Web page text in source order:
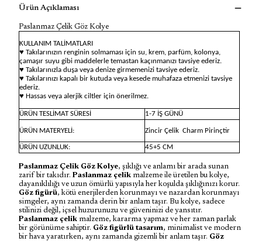
Ürün Açıklaması
Paslanmaz Çelik Göz Kolye
KULLANIM TALİMATLARI
♥ Takılarınızın renginin solmaması için su, krem, parfüm, kolonya,
çamaşır suyu gibi maddelerle temastan kaçınmanızı tavsiye ederiz.
♥ Takılarınızla duşa veya denize girmemenizi tavsiye ederiz.
♥ Takılarınızı kapalı bir kutuda veya kesede muhafaza etmenizi tavsiye
ederiz.
♥ Hassas veya alerjik ciltler için önerilmez.
ÜRÜN TESLİMAT SÜRESİ 1-7 İŞ GÜNÜ
ÜRÜN MATERYELİ: Zincir Çelik Charm Pirinçtir
ÜRÜN UZUNLUK: 45+5 CM
Paslanmaz Çelik Göz Kolye, şıklığı ve anlamı bir arada sunan
zarif bir takıdır. Paslanmaz çelik malzeme ile üretilen bu kolye,
dayanıklılığı ve uzun ömürlü yapısıyla her koşulda şıklığınızı korur.
Göz figürü, kötü enerjilerden korunmayı ve nazardan korunmayı
simgeler, aynı zamanda derin bir anlam taşır. Bu kolye, sadece
stilinizi değil, içsel huzurunuzu ve güveninizi de yansıtır.
Paslanmaz çelik malzeme, kararma yapmaz ve her zaman parlak
bir görünüme sahiptir. Göz figürlü tasarım, minimalist ve modern
bir hava yaratırken, aynı zamanda gizemli bir anlam taşır. Göz